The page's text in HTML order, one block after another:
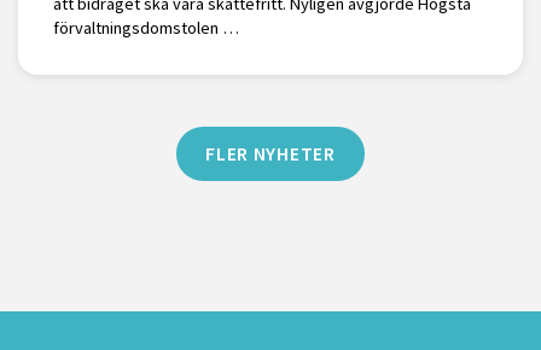
förvaltningsdomstolen …
FLER NYHETER